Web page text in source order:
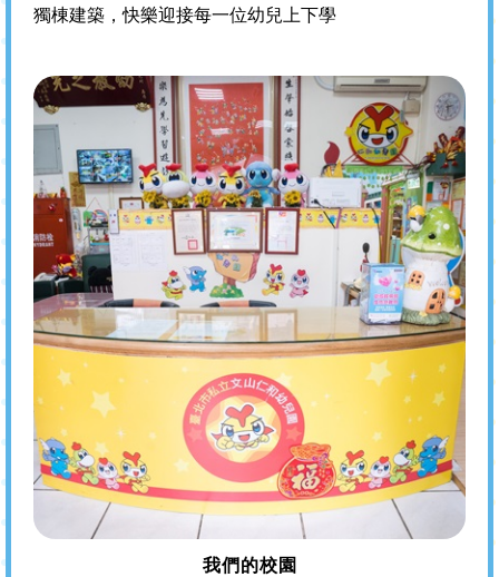
獨棟建築，快樂迎接每一位幼兒上下學
我們的校園